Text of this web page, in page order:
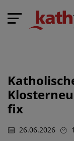
fix
26.06.2026